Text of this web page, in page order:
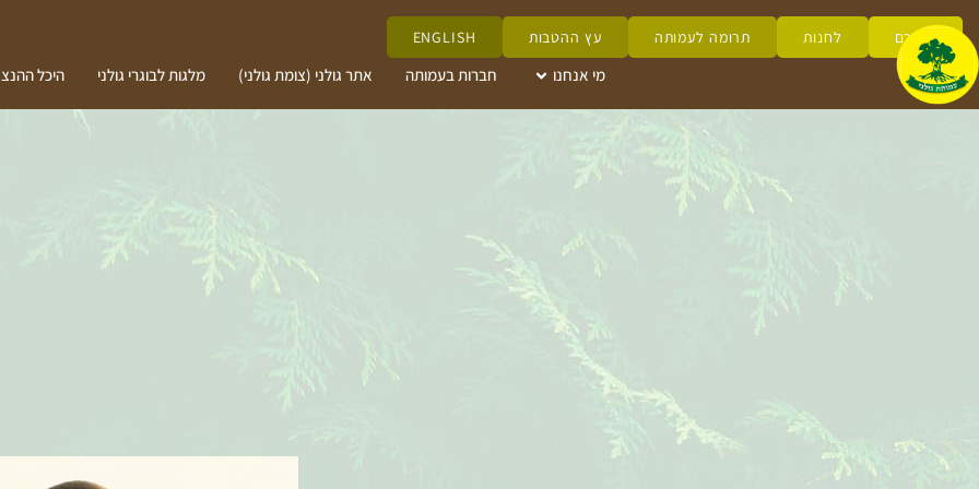
מי אנחנו חברות בעמותה אתר גולני (צומת גולני) מלגות לבוגרי גולני היכל
לזכרם לחנות תרומה לעמותה עץ ההטבות ENGLISH